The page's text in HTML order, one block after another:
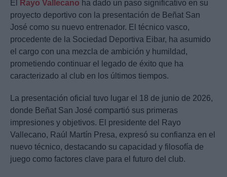
El Rayo Vallecano ha dado un paso significativo en su
proyecto deportivo con la presentación de Beñat San
José como su nuevo entrenador. El técnico vasco,
procedente de la Sociedad Deportiva Eibar, ha asumido
el cargo con una mezcla de ambición y humildad,
prometiendo continuar el legado de éxito que ha
caracterizado al club en los últimos tiempos.
La presentación oficial tuvo lugar el 18 de junio de 2026,
donde Beñat San José compartió sus primeras
impresiones y objetivos. El presidente del Rayo
Vallecano, Raúl Martín Presa, expresó su confianza en el
nuevo técnico, destacando su capacidad y filosofía de
juego como factores clave para el futuro del club.